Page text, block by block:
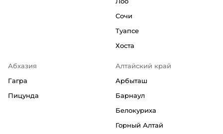
Сочи
Туапсе
Хоста
Абхазия
Гагра
Пицунда
Алтайский край
Арбыташ
Барнаул
Белокуриха
Горный Алтай